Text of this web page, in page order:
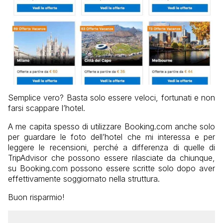
Semplice vero? Basta solo essere veloci, fortunati e non
farsi scappare l’hotel.
A me capita spesso di utilizzare Booking.com anche solo
per guardare le foto dell’hotel che mi interessa e per
leggere le recensioni, perché a differenza di quelle di
TripAdvisor che possono essere rilasciate da chiunque,
su Booking.com possono essere scritte solo dopo aver
effettivamente soggiornato nella struttura.
Buon risparmio!